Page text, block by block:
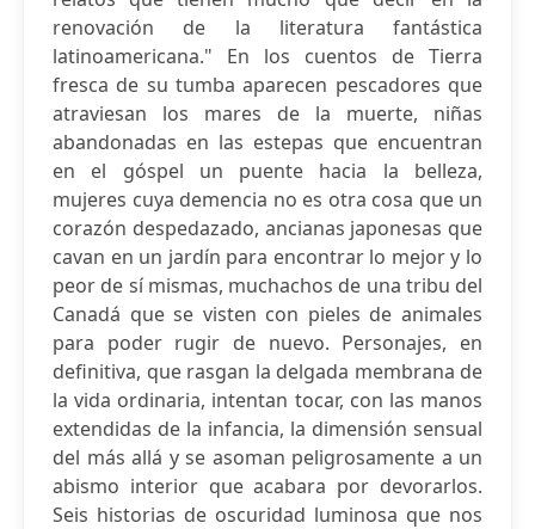
renovación de la literatura fantástica
latinoamericana." En los cuentos de Tierra
fresca de su tumba aparecen pescadores que
atraviesan los mares de la muerte, niñas
abandonadas en las estepas que encuentran
en el góspel un puente hacia la belleza,
mujeres cuya demencia no es otra cosa que un
corazón despedazado, ancianas japonesas que
cavan en un jardín para encontrar lo mejor y lo
peor de sí mismas, muchachos de una tribu del
Canadá que se visten con pieles de animales
para poder rugir de nuevo. Personajes, en
definitiva, que rasgan la delgada membrana de
la vida ordinaria, intentan tocar, con las manos
extendidas de la infancia, la dimensión sensual
del más allá y se asoman peligrosamente a un
abismo interior que acabara por devorarlos.
Seis historias de oscuridad luminosa que nos